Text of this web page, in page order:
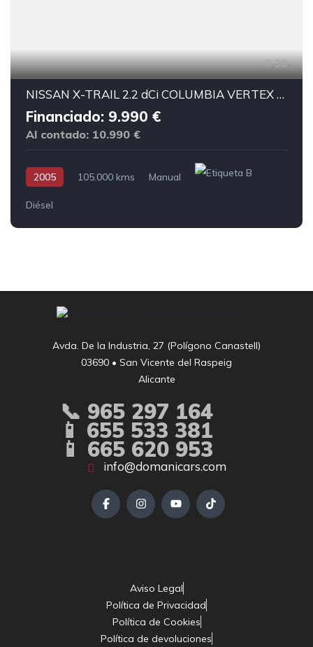
30
NISSAN X-TRAIL 2.2 dCi COLUMBIA VERTEX 4x2
Financiado: 9.990 €
Al contado: 10.990 €
2005 105.000 kms Manual
Diésel
Avda. De la Industria, 27 (Polígono Canastell)
03690 • San Vicente del Raspeig
Alicante
📞 965 297 164
📱 655 533 381
📱 665 620 953
info@domanicars.com
Aviso Legal
Política de Privacidad
Política de Cookies
Política de devoluciones